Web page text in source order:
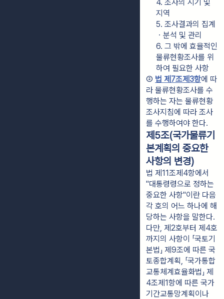
4. 조사의 시기 및
지역
5. 조사결과의 집계
ㆍ분석 및 관리
6. 그 밖에 효율적인
물류현황조사를 위
하여 필요한 사항
② 법 제7조제3항에 따
라 물류현황조사를 수
행하는 자는 물류현황
조사지침에 따라 조사
를 수행하여야 한다.
제5조(국가물류기
본계획의 중요한
사항의 변경)
법 제11조제4항에서
"대통령령으로 정하는
중요한 사항"이란 다음
각 호의 어느 하나에 해
당하는 사항을 말한다.
다만, 제2호부터 제4호
까지의 사항이 「국토기
본법」 제9조에 따른 국
토종합계획, 「국가통합
교통체계효율화법」 제
4조제1항에 따른 국가
기간교통망계획이나